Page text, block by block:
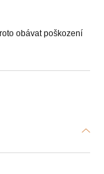
obávat poškození